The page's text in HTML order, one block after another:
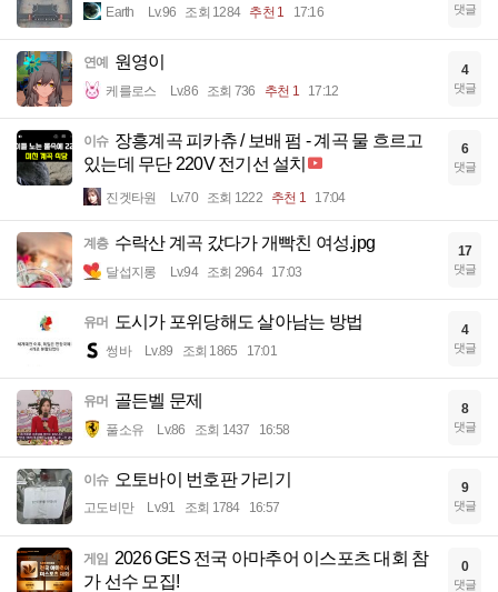
Earth Lv.96 조회 1284 추천 1 17:16 댓글
연예 원영이
케를로스 Lv.86 조회 736 추천 1 17:12
4
댓글
이슈 장흥계곡 피카츄 / 보배 펌 - 계곡 물 흐르고
있는데 무단 220V 전기선 설치
진겟타원 Lv.70 조회 1222 추천 1 17:04
6
댓글
계층 수락산 계곡 갔다가 개빡친 여성.jpg
달섭지롱 Lv.94 조회 2964 17:03
17
댓글
유머 도시가 포위당해도 살아남는 방법
썽바 Lv.89 조회 1865 17:01
4
댓글
유머 골든벨 문제
풀소유 Lv.86 조회 1437 16:58
8
댓글
이슈 오토바이 번호판 가리기
고도비만 Lv.91 조회 1784 16:57
9
댓글
게임 2026 GES 전국 아마추어 이스포츠 대회 참
가 선수 모집!
0
댓글